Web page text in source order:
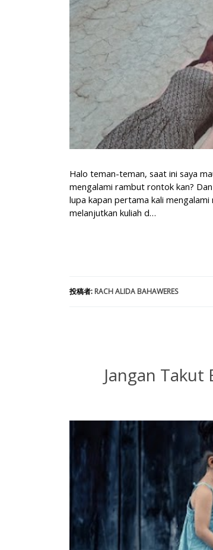
Halo teman-teman, saat ini saya
mengalami rambut rontok kan?
lupa kapan pertama kali
melanjutkan kuliah d…
投稿者: RACH ALIDA BAHAWERES
Jangan
Jangan Takut Berbagi untuk